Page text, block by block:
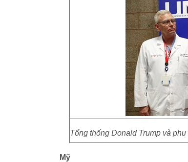
Tổng thống Donald Trump và
Mỹ